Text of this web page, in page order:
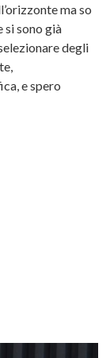
ma so
si sono già
degli
e spero